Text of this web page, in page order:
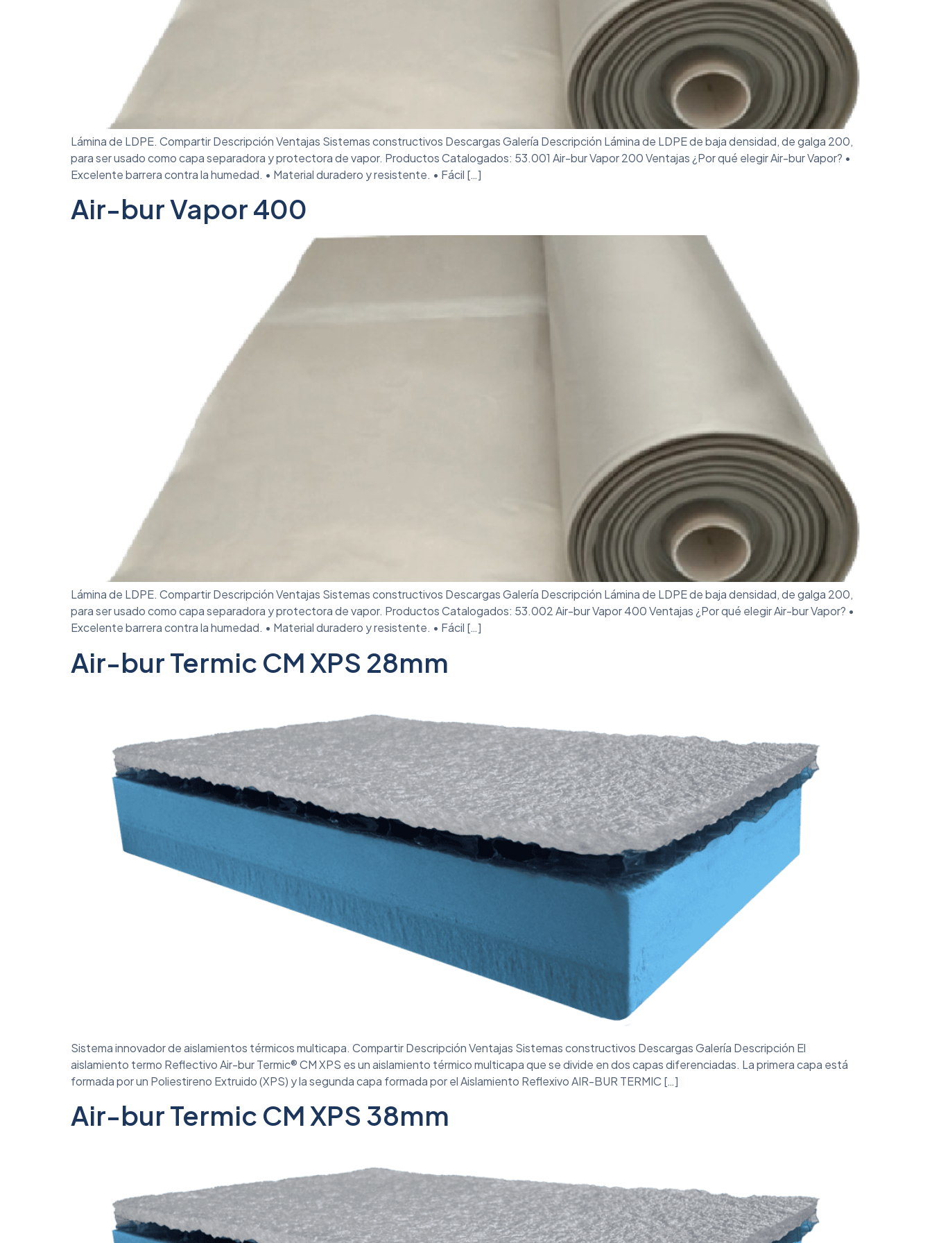
Lámina de LDPE. Compartir Descripción Ventajas Sistemas constructivos Descargas Galería Descripción Lámina de LDPE de baja densidad, de galga 200,
para ser usado como capa separadora y protectora de vapor. Productos Catalogados: 53.001 Air-bur Vapor 200 Ventajas ¿Por qué elegir Air-bur Vapor? •
Excelente barrera contra la humedad. • Material duradero y resistente. • Fácil […]
Air-bur Vapor 400
Lámina de LDPE. Compartir Descripción Ventajas Sistemas constructivos Descargas Galería Descripción Lámina de LDPE de baja densidad, de galga 200,
para ser usado como capa separadora y protectora de vapor. Productos Catalogados: 53.002 Air-bur Vapor 400 Ventajas ¿Por qué elegir Air-bur Vapor? •
Excelente barrera contra la humedad. • Material duradero y resistente. • Fácil […]
Air-bur Termic CM XPS 28mm
Sistema innovador de aislamientos térmicos multicapa. Compartir Descripción Ventajas Sistemas constructivos Descargas Galería Descripción El
aislamiento termo Reflectivo Air-bur Termic® CM XPS es un aislamiento térmico multicapa que se divide en dos capas diferenciadas. La primera capa está
formada por un Poliestireno Extruido (XPS) y la segunda capa formada por el Aislamiento Reflexivo AIR-BUR TERMIC […]
Air-bur Termic CM XPS 38mm